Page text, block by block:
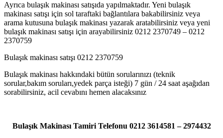
Ayrıca bulaşık makinası satışıda yapılmaktadır. Yeni bulaşık
makinası satışı için sol taraftaki bağlantılara bakabilirsiniz veya
arama kutusuna bulaşık makinası yazarak aratabilirsiniz veya yeni
bulaşık makinası satışı için arayabilirsiniz 0212 2370749 – 0212
2370759
Bulaşık makinası satışı 0212 2370759
Bulaşık makinası hakkındaki bütün sorularınızı (teknik
sorular,bakım soruları,yedek parça isteği) 7 gün / 24 saat aşağıdan
sorabilirsiniz, acil cevabını hemen alacaksınız
Bulaşık Makinası Tamiri Telefonu 0212 3614581 – 2974432